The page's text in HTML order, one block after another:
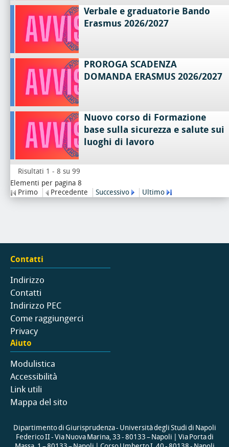
Verbale e graduatorie Bando
Erasmus 2026/2027
PROROGA SCADENZA
DOMANDA ERASMUS 2026/2027
Nuovo corso di Formazione
base sulla sicurezza e salute sui
luoghi di lavoro
Risultati 1 - 8 su 99
Elementi per pagina 8
Primo
Precedente Successivo Ultimo
Contatti
Indirizzo
Contatti
Indirizzo PEC
Come raggiungerci
Privacy
Aiuto
Modulistica
Accessibilità
Link utili
Mappa del sito
Dipartimento di Giurisprudenza - Università degli Studi di Napoli
Federico II - Via Nuova Marina, 33 - 80133 – Napoli | Via Porta di